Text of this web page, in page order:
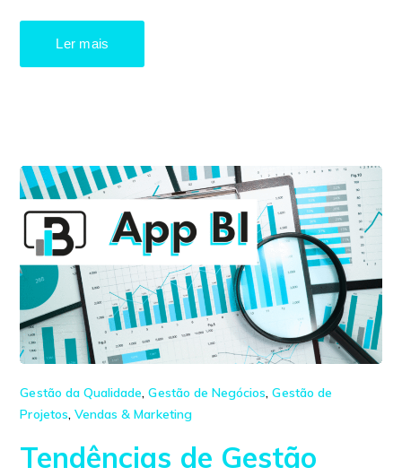
Ler mais
Gestão da Qualidade,Gestão de Negócios,Gestão de
Projetos, Vendas & Marketing
Tendências de Gestão